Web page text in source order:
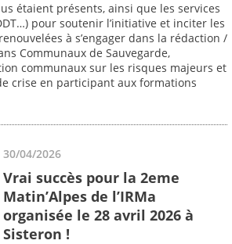
étaient présents, ainsi que les services
pour soutenir l’initiative et inciter les
à s’engager dans la rédaction /
Communaux de Sauvegarde,
communaux sur les risques majeurs et
crise en participant aux formations
30/04/2026
Vrai succès pour la 2eme
Matin’Alpes de l’IRMa
organisée le 28 avril 2026 à
Sisteron !